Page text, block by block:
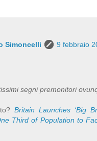
Simoncelli
9 febbraio
segni premonitori
Britain Launches ‘Big
Third of Population to